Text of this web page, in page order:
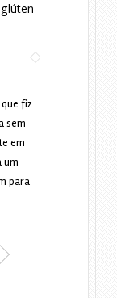
fiz
sem
em
um
para